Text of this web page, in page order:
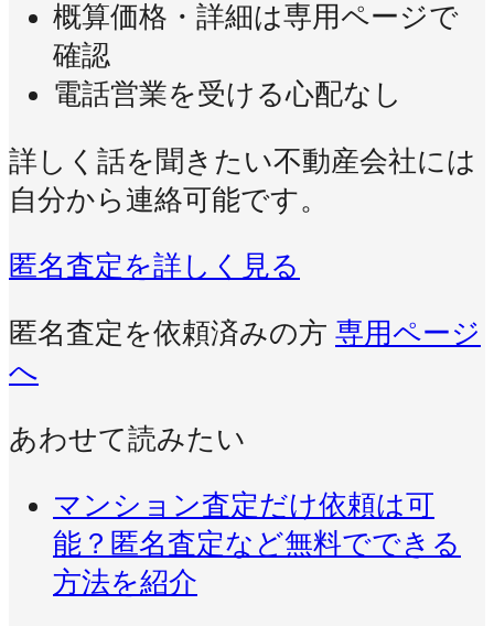
概算価格・詳細は専用ページで
確認
電話営業を受ける心配なし
詳しく話を聞きたい不動産会社には
自分から連絡可能です。
匿名査定を詳しく見る
匿名査定を依頼済みの方 専用ページ
へ
あわせて読みたい
マンション査定だけ依頼は可
能？匿名査定など無料でできる
方法を紹介